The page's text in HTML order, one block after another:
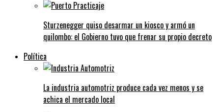
Sturzenegger quiso desarmar un kiosco y armó un
quilombo: el Gobierno tuvo que frenar su propio decreto
Política
La industria automotriz produce cada vez menos y se
achica el mercado local